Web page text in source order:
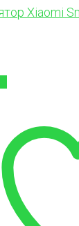
Xiaomi